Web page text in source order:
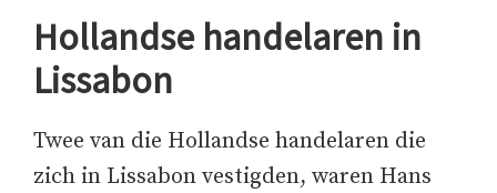
Hollandse handelaren in
Lissabon
Twee van die Hollandse handelaren die
zich in Lissabon vestigden, waren Hans